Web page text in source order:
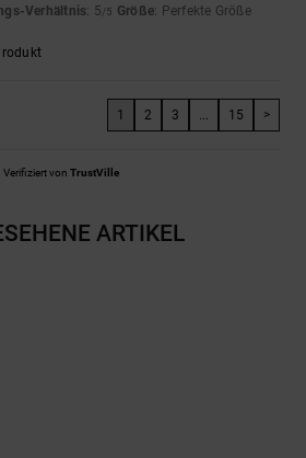
Verhältnis: 5/5 Größe: Perfekte Größe
1 2 3 15 >
Verifiziert von TrustVille
ARTIKEL